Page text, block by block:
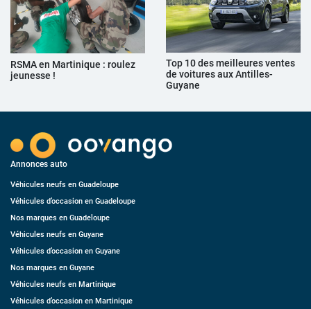
RSMA en Martinique : roulez
jeunesse !
Top 10 des meilleures ventes
de voitures aux Antilles-
Guyane
Annonces auto
Véhicules neufs en Guadeloupe
Véhicules d’occasion en Guadeloupe
Nos marques en Guadeloupe
Véhicules neufs en Guyane
Véhicules d’occasion en Guyane
Nos marques en Guyane
Véhicules neufs en Martinique
Véhicules d’occasion en Martinique